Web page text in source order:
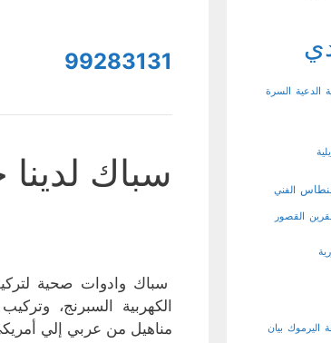
99283131
سباك
سباك وادوات صحية
الكهربية السبرنج،
مناهيل من عربي إلي
الدعية السرة
الفني
القصور
اليرموك بيان